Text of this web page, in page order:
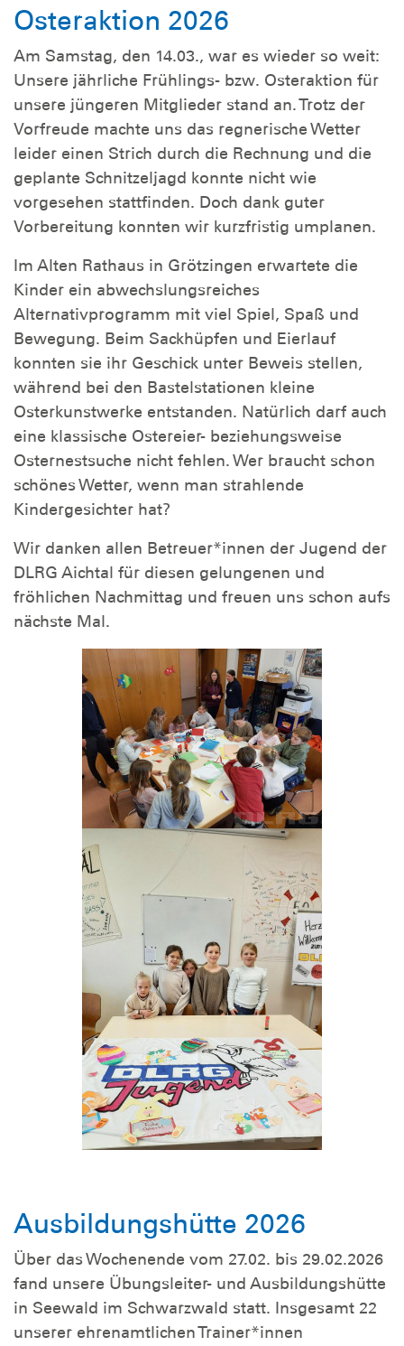
Osteraktion 2026
Am Samstag, den 14.03., war es wieder so weit:
Unsere jährliche Frühlings- bzw. Osteraktion für
unsere jüngeren Mitglieder stand an. Trotz der
Vorfreude machte uns das regnerische Wetter
leider einen Strich durch die Rechnung und die
geplante Schnitzeljagd konnte nicht wie
vorgesehen stattfinden. Doch dank guter
Vorbereitung konnten wir kurzfristig umplanen.
Im Alten Rathaus in Grötzingen erwartete die
Kinder ein abwechslungsreiches
Alternativprogramm mit viel Spiel, Spaß und
Bewegung. Beim Sackhüpfen und Eierlauf
konnten sie ihr Geschick unter Beweis stellen,
während bei den Bastelstationen kleine
Osterkunstwerke entstanden. Natürlich darf auch
eine klassische Ostereier- beziehungsweise
Osternestsuche nicht fehlen. Wer braucht schon
schönes Wetter, wenn man strahlende
Kindergesichter hat?
Wir danken allen Betreuer*innen der Jugend der
DLRG Aichtal für diesen gelungenen und
fröhlichen Nachmittag und freuen uns schon aufs
nächste Mal.
Ausbildungshütte 2026
Über das Wochenende vom 27.02. bis 29.02.2026
fand unsere Übungsleiter- und Ausbildungshütte
in Seewald im Schwarzwald statt. Insgesamt 22
unserer ehrenamtlichen Trainer*innen